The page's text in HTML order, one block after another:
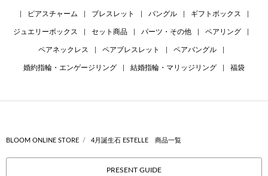
ピアスチャーム ブレスレット バングル ギフトボックス
ジュエリーボックス セット商品 パーツ・その他 ペアリング
ペアネックレス ペアブレスレット ペアバングル
婚約指輪・エンゲージリング 結婚指輪・マリッジリング 福袋
BLOOM ONLINE STORE 4月誕生石 ESTELLE 商品一覧
PRESENT GUIDE